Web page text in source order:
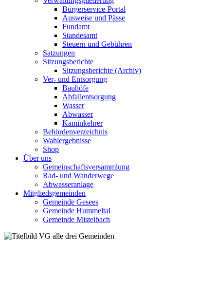
Bürgerservice-Portal
Ausweise und Pässe
Fundamt
Standesamt
Steuern und Gebühren
Satzungen
Sitzungsberichte
Sitzungsberichte (Archiv)
Ver- und Entsorgung
Bauhöfe
Abfallentsorgung
Wasser
Abwasser
Kaminkehrer
Behördenverzeichnis
Wahlergebnisse
Shop
Über uns
Gemeinschaftsversammlung
Rad- und Wanderwege
Abwasseranlage
Mitgliedsgemeinden
Gemeinde Gesees
Gemeinde Hummeltal
Gemeinde Mistelbach